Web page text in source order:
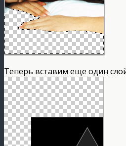
Теперь вставим еще один